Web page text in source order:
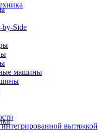
by-Side
машины
вытяжкой